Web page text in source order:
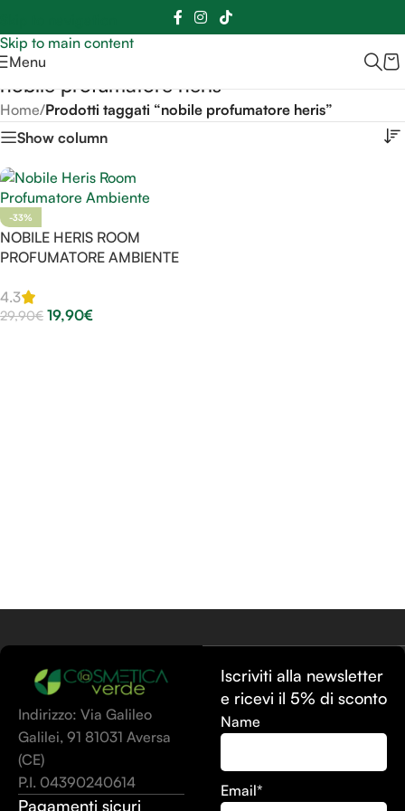
Skip to main content
Sei hai domande contattaci 📲3341056025 - 3886572748
Menu
nobile profumatore heris
Home/Prodotti taggati “nobile profumatore heris”
Show column
-33%
NOBILE HERIS ROOM
PROFUMATORE AMBIENTE
4.3
29,90€ 19,90€
Indirizzo: Via Galileo
Galilei, 91 81031 Aversa
(CE)
P.I. 04390240614
Pagamenti sicuri
Iscriviti alla newsletter
e ricevi il 5% di sconto
Name
Email*